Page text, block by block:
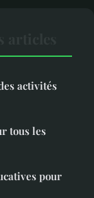
activités
tous les
pour